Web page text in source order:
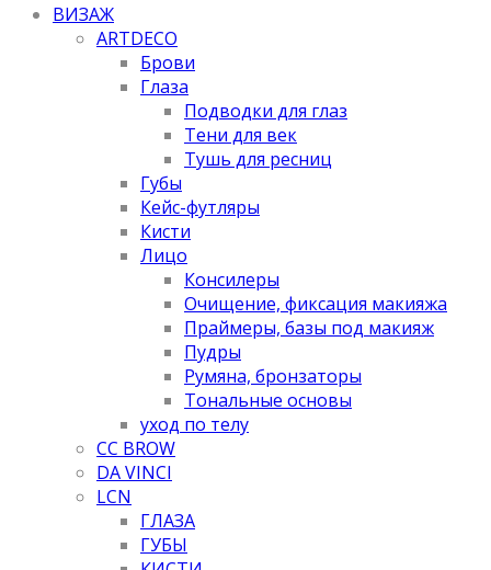
ВИЗАЖ
ARTDECO
Брови
Глаза
Подводки для глаз
Тени для век
Тушь для ресниц
Губы
Кейс-футляры
Кисти
Лицо
Консилеры
Очищение, фиксация макияжа
Праймеры, базы под макияж
Пудры
Румяна, бронзаторы
Тональные основы
уход по телу
CC BROW
DA VINCI
LCN
ГЛАЗА
ГУБЫ